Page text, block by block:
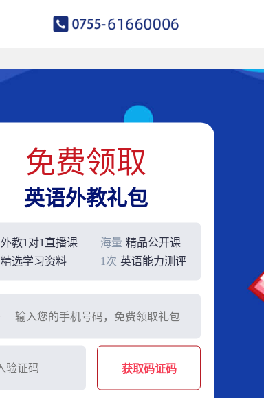
免费领取
英语外教礼包
外教1对1直播课 海量 精品公开课
精选学习资料 1次 英语能力测评
获取码证码